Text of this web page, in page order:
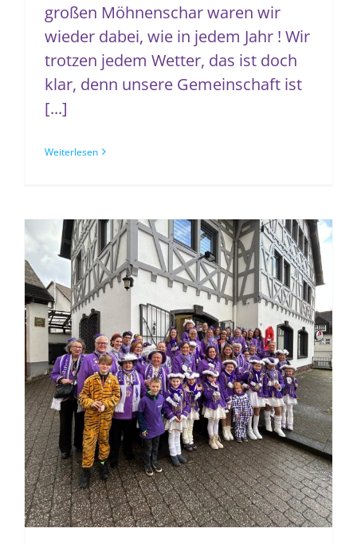
großen Möhnenschar waren wir
wieder dabei, wie in jedem Jahr ! Wir
trotzen jedem Wetter, das ist doch
klar, denn unsere Gemeinschaft ist
[...]
Weiterlesen
Stürmen 2026